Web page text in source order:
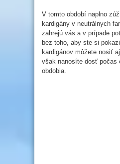
V tomto období naplno
kardigány v neutrálnych
zahrejú vás a v prípade
bez toho, aby ste si
kardigánov môžete nosiť
však nanosíte dosť počas
obdobia.